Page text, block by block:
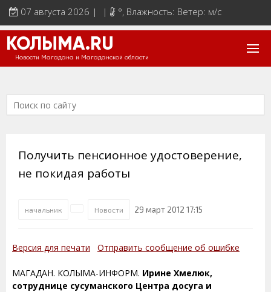
07 августа 2026 | | °, Влажность: Ветер: м/с
КОЛЫМА.RU
Новости Магадана и Магаданской области
Получить пенсионное удостоверение,
не покидая работы
начальник Новости 29 март 2012 17:15
Версия для печати Отправить сообщение об ошибке
МАГАДАН. КОЛЫМА-ИНФОРМ. Ирине Хмелюк,
сотруднице сусуманского Центра досуга и